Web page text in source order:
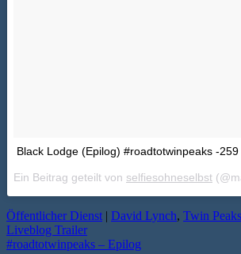
Black Lodge (Epilog) #roadtotwinpeaks -
Ein Beitrag geteilt von selfiesohneselbst
Öffentlicher Dienst | David Lynch, Twin Peaks
Liveblog Trailer
#roadtotwinpeaks – Epilog